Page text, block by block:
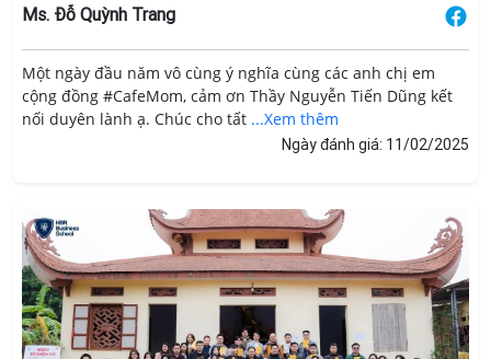
Ms. Đỗ Quỳnh Trang
Một ngày đầu năm vô cùng ý nghĩa cùng các anh chị em
cộng đồng #CafeMom, cảm ơn Thầy Nguyễn Tiến Dũng kết
nối duyên lành ạ. Chúc cho tất ...Xem thêm
Ngày đánh giá: 11/02/2025